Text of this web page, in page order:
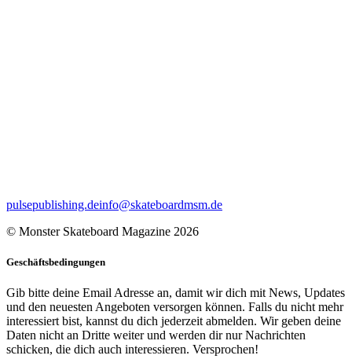
pulsepublishing.deinfo@skateboardmsm.de
© Monster Skateboard Magazine 2026
Geschäftsbedingungen
Gib bitte deine Email Adresse an, damit wir dich mit News, Updates
und den neuesten Angeboten versorgen können. Falls du nicht mehr
interessiert bist, kannst du dich jederzeit abmelden. Wir geben deine
Daten nicht an Dritte weiter und werden dir nur Nachrichten
schicken, die dich auch interessieren. Versprochen!